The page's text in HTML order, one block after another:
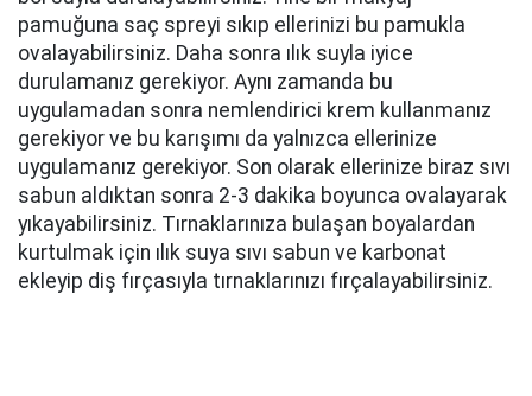
pamuğuna saç spreyi sıkıp ellerinizi bu pamukla
ovalayabilirsiniz. Daha sonra ılık suyla iyice
durulamanız gerekiyor. Aynı zamanda bu
uygulamadan sonra nemlendirici krem kullanmanız
gerekiyor ve bu karışımı da yalnızca ellerinize
uygulamanız gerekiyor. Son olarak ellerinize biraz sıvı
sabun aldıktan sonra 2-3 dakika boyunca ovalayarak
yıkayabilirsiniz. Tırnaklarınıza bulaşan boyalardan
kurtulmak için ılık suya sıvı sabun ve karbonat
ekleyip diş fırçasıyla tırnaklarınızı fırçalayabilirsiniz.